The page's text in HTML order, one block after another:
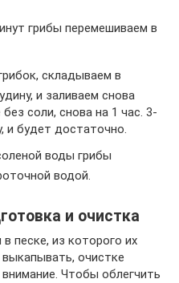
грибы перемешиваем в
складываем в
и заливаем снова
соли, снова на 1 час. 3-
и будет достаточно.
воды грибы
водой.
и очистка
песке, из которого их
очистке
Чтобы облегчить